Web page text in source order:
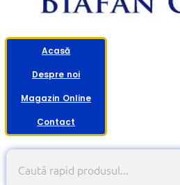
Acasă
Despre noi
Magazin Online
Contact